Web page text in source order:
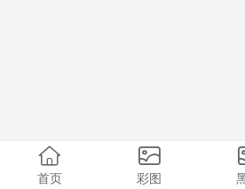
首页 彩图